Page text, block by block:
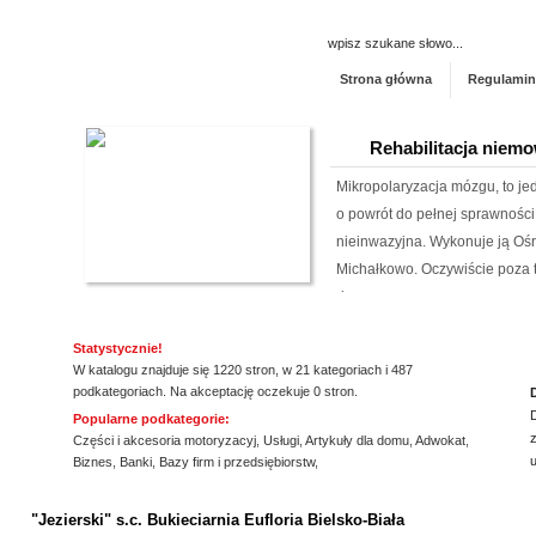
Strona główna
Rehabilitacja
Mikropolaryzacja mózgu, to
o powrót do pełnej
nieinwazyjna. Wykonuje ją
Michałkowo. Oczywiście
dopasowan...
Jesteśmy firmą oferującą
Obsługujemy też serwis
nas pracownicy to
informacje na temat
Statystycznie!
W katalogu znajduje się 1220 stron, w 21 kategoriach i 487
podkategoriach. Na akceptację oczekuje 0 stron.
Popularne podkategorie:
Części i akcesoria motoryzacyj Usługi Artykuły dla domu Adwokat
Biznes
Banki Bazy firm i przedsiębiorstw,
"Jezierski" s.c. Bukieciarnia Eufloria Bielsko-Biała